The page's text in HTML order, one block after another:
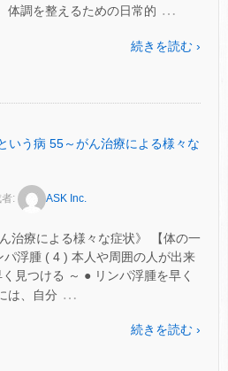
体調を整えるための日常的 …
続きを読む ›
いう病 55～がん治療による様々な
: ASK Inc.
治療による様々な症状》 【体の一
パ浮腫 ( 4 ) 本人や周囲の人が出来
見つける ～ ● リンパ浮腫を早く
は、自分 …
続きを読む ›